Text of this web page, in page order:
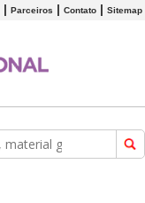
Parceiros Contato Sitemap